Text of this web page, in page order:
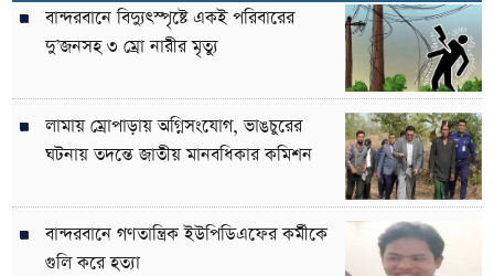
বান্দরবানে বিদ্যুৎস্পৃষ্টে একই পরিবারের
দু’জনসহ ৩ ম্রো নারীর মৃত্যু
লামায় ম্রোপাড়ায় অগ্নিসংযোগ, ভাঙচুরের
ঘটনায় তদন্তে জাতীয় মানবধিকার কমিশন
বান্দরবানে গণতান্ত্রিক ইউপিডিএফের কর্মীকে
গুলি করে হত্যা